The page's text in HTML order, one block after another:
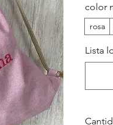
color
rosa
Lista